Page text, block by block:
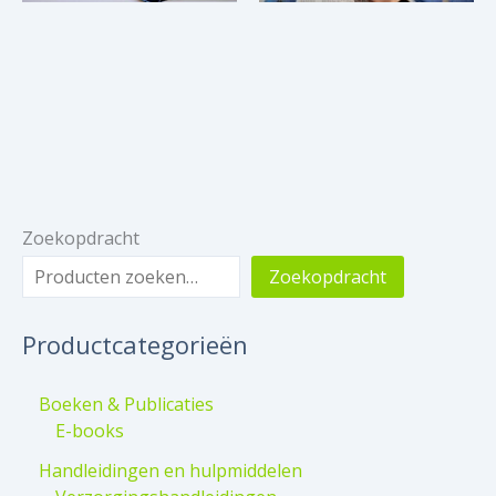
Zoekopdracht
Zoekopdracht
Productcategorieën
Boeken & Publicaties
E-books
Handleidingen en hulpmiddelen